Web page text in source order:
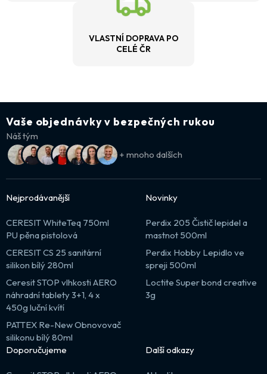
VLASTNÍ DOPRAVA PO
CELÉ ČR
Vaše objednávky v bezpečných rukou
Náš tým
+ mnoho dalších
Nejprodávanější
CERESIT WhiteTeq 750ml
PU pěna pistolová
CERESIT CS 25 sanitární
silikon bílý 280ml
Ceresit STOP vlhkosti AERO
náhradní tablety 3+1, 4 x
450g luční kvítí
PATTEX Re-New Obnovovač
silikonu bílý 80ml
Novinky
Perdix 205 Čistič lepidel a
mastnot 500ml
Perdix Hobby Lepidlo ve
spreji 500ml
Loctite Super bond creative
3g
Doporučujeme Další odkazy